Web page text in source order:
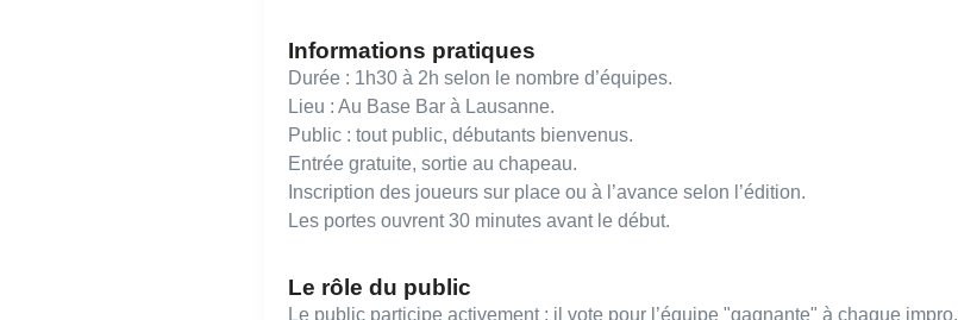
Informations pratiques
Durée : 1h30 à 2h selon le nombre d’équipes.
Lieu : Au Base Bar à Lausanne.
Public : tout public, débutants bienvenus.
Entrée gratuite, sortie au chapeau.
Inscription des joueurs sur place ou à l’avance selon l’édition.
Les portes ouvrent 30 minutes avant le début.
Le rôle du public
Le public participe activement : il vote pour l’équipe "gagnante" à chaque